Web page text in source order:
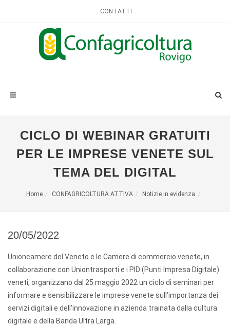
CONTATTI
CICLO DI WEBINAR GRATUITI
PER LE IMPRESE VENETE SUL
TEMA DEL DIGITAL
Home CONFAGRICOLTURA ATTIVA Notizie in evidenza
20/05/2022
Unioncamere del Veneto e le Camere di commercio venete, in
collaborazione con Uniontrasporti e i PID (Punti Impresa Digitale)
veneti, organizzano dal 25 maggio 2022 un ciclo di seminari per
informare e sensibilizzare le imprese venete sull’importanza dei
servizi digitali e dell’innovazione in azienda trainata dalla cultura
digitale e della Banda Ultra Larga.